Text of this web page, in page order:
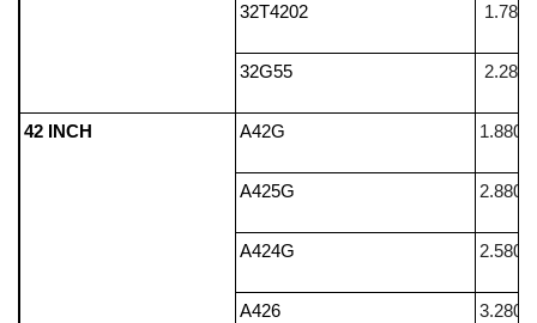
32T4202
32G55
42 INCH A42G
A425G
A424G
A426